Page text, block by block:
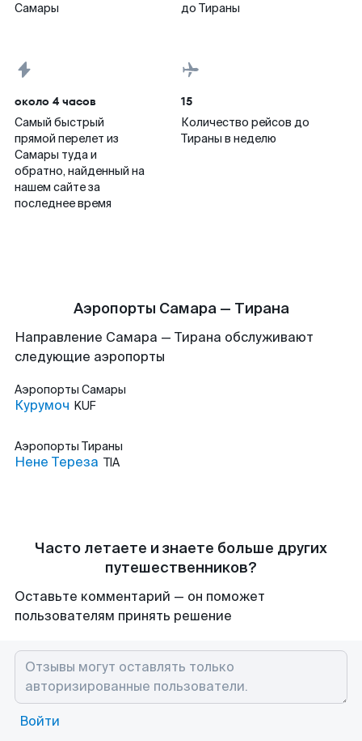
Самары
до Тираны
около 4 часов
Самый быстрый
прямой перелет из
Самары туда и
обратно, найденный на
нашем сайте за
последнее время
15
Количество рейсов до
Тираны в неделю
Аэропорты Самара — Тирана
Направление Самара — Тирана обслуживают
следующие аэропорты
Аэропорты Самары
Курумоч KUF
Аэропорты Тираны
Нене Тереза TIA
Часто летаете и знаете больше других
путешественников?
Оставьте комментарий — он поможет
пользователям принять решение
Войти